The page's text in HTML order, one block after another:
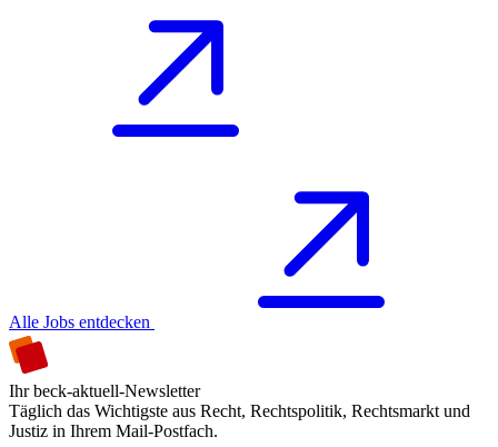
Alle Jobs entdecken
Ihr beck-aktuell-Newsletter
Täglich das Wichtigste aus Recht, Rechtspolitik, Rechtsmarkt und
Justiz in Ihrem Mail-Postfach.